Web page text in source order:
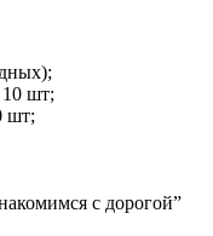
шт;
шт;
с дорогой”